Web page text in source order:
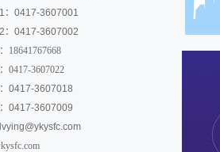
：0417-3607001
：0417-3607002
18641767668
0417-3607022
0417-3607018
0417-3607009
lvying@ykysfc.com